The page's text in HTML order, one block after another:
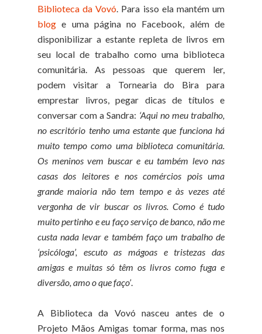
Biblioteca da Vovó. Para isso ela mantém um
blog e uma página no Facebook, além de
disponibilizar a estante repleta de livros em
seu local de trabalho como uma biblioteca
comunitária. As pessoas que querem ler,
podem visitar a Tornearia do Bira para
emprestar livros, pegar dicas de títulos e
conversar com a Sandra: ‘Aqui no meu trabalho,
no escritório tenho uma estante que funciona há
muito tempo como uma biblioteca comunitária.
Os meninos vem buscar e eu também levo nas
casas dos leitores e nos comércios pois uma
grande maioria não tem tempo e às vezes até
vergonha de vir buscar os livros. Como é tudo
muito pertinho e eu faço serviço de banco, não me
custa nada levar e também faço um trabalho de
‘psicóloga’, escuto as mágoas e tristezas das
amigas e muitas só têm os livros como fuga e
diversão, amo o que faço’.
A Biblioteca da Vovó nasceu antes de o
Projeto Mãos Amigas tomar forma, mas nos